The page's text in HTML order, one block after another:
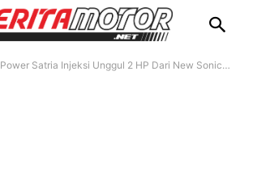
Power Satria Injeksi Unggul 2 HP Dari New Sonic…